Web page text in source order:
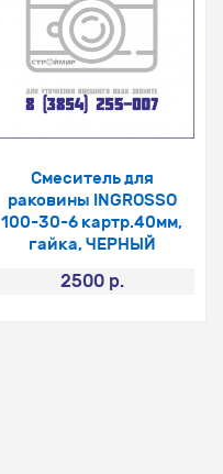
Смеситель для
раковины INGROSSO
100-30-6 картр.40мм,
гайка, ЧЕРНЫЙ
2500 р.